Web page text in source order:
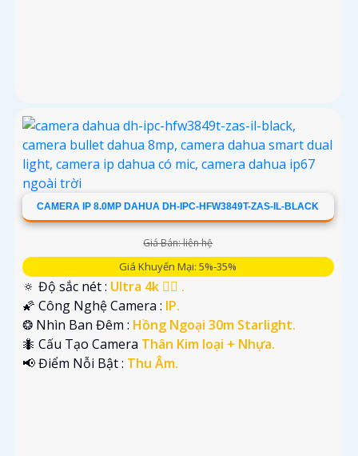
CAMERA IP 8.0MP DAHUA DH-IPC-HFW3849T-ZAS-IL-BLACK
Giá Bán: liên hệ
Giá Khuyến Mại: 5%-35%
🔅 Độ sắc nét : Ultra 4k 👍🏾 .
🌠 Công Nghệ Camera : IP.
❂ Nhìn Ban Đêm : Hồng Ngoại 30m Starlight.
🐜 Cấu Tạo Camera Thân Kim loại + Nhựa.
️📢 Điểm Nỗi Bật : Thu Âm.